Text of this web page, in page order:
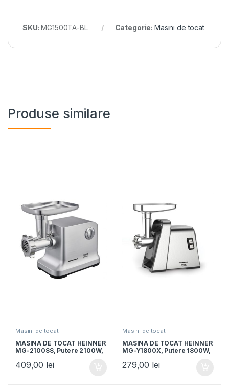
SKU:MG1500TA-BL Categorie: Masini de tocat
Produse similare
Masini de tocat
MASINA DE TOCAT HEINNER
MG-2100SS, Putere 2100W,
carnati, Cutit si site inox,
Silver
409,00 lei
Masini de tocat
MASINA DE TOCAT HEINNER
MG-Y1800X, Putere 1800W,
taiere, Accesoriu de rosii si
carnati, Argintiu
279,00 lei